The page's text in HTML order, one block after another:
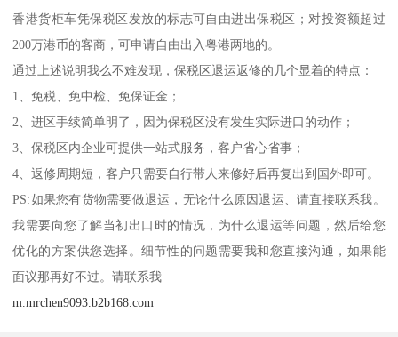
香港货柜车凭保税区发放的标志可自由进出保税区；对投资额超过
200万港币的客商，可申请自由出入粤港两地的。
通过上述说明我么不难发现，保税区退运返修的几个显着的特点：
1、免税、免中检、免保证金；
2、进区手续简单明了，因为保税区没有发生实际进口的动作；
3、保税区内企业可提供一站式服务，客户省心省事；
4、返修周期短，客户只需要自行带人来修好后再复出到国外即可。
PS:如果您有货物需要做退运，无论什么原因退运、请直接联系我。
我需要向您了解当初出口时的情况，为什么退运等问题，然后给您
优化的方案供您选择。细节性的问题需要我和您直接沟通，如果能
面议那再好不过。请联系我
m.mrchen9093.b2b168.com